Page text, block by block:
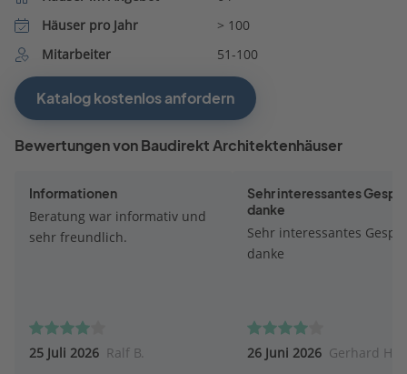
Häuser pro Jahr
> 100
Mitarbeiter
51-100
Katalog kostenlos anfordern
Bewertungen von Baudirekt Architektenhäuser
Informationen
Beratung war informativ und
sehr freundlich.
25 Juli 2026 Ralf B.
Sehr interessantes
danke
Sehr interessantes
danke
26 Juni 2026 Gerhard H.